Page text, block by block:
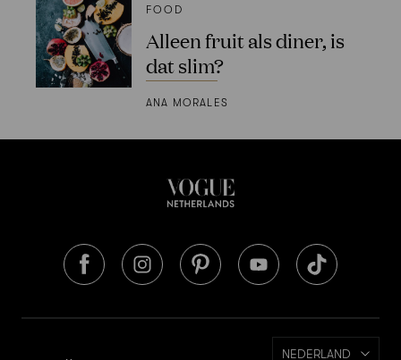
FOOD
Alleen fruit als diner, is
dat slim?
ANA MORALES
NEDERLAND